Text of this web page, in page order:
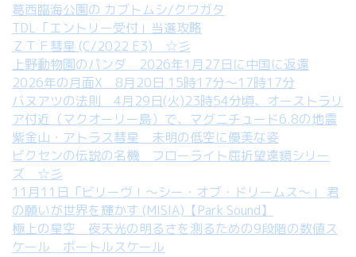
葛西臨海公園の カブトムシ/クワガタ
TDL「エントリー受付」当選攻略
ＺＴＦ彗星 (C/2022 E3) ☆彡
上野動物園のパンダ 2026年1月27日に中国に返還
2026年の月面X 8月20日 15時17分～17時17分
バヌアツの法則 4月29日(火)23時54分頃、オーストラリ
ア付近（マクオーリー島）で、マグニチュード6.8の地震
紫金山・アトラス彗星 未明の低空に優美な姿
ビクセンの伝説の名機 フローライト屈折望遠鏡シリー
ズ ☆彡
11月11日「ビリーヴ！～シー・オブ・ドリームス～」 君
の願いが世界を輝かす (MISIA)【Park Sound】
極上の星空 夜天光の明るさを測るための9段階の数値ス
ケール ボートルスケール